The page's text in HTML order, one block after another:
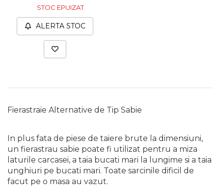
Unelte de Zugravit
Roata de Masurat
Lacate & Incuietori
Scripete Manual
Transpalet / carucior
Perie de Sarma
Poansoane Cifre & Litere
Adaptor Unghiular
Bormasina
Nicovala fierarie
STOC EPUIZAT
ALERTA STOC
Fierastraie Alternative de Tip Sabie
In plus fata de piese de taiere brute la dimensiuni,
un fierastrau sabie poate fi utilizat pentru a miza
laturile carcasei, a taia bucati mari la lungime si a taia
unghiuri pe bucati mari. Toate sarcinile dificil de
facut pe o masa au vazut.